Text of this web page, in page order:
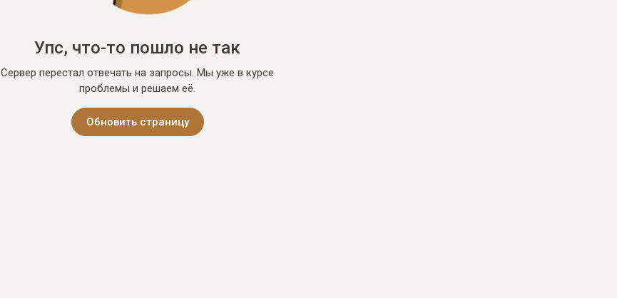
Упс, что-то пошло не так
Сервер перестал отвечать на запросы. Мы уже в курсе
проблемы и решаем её.
Обновить страницу